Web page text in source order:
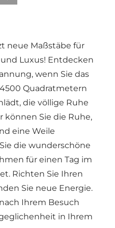
neue Maßstäbe für
Luxus! Entdecken
wenn Sie das
Quadratmetern
die völlige Ruhe
können Sie die Ruhe,
eine Weile
die wunderschöne
für einen Tag im
Richten Sie Ihren
Sie neue Energie.
Ihrem Besuch
in Ihrem